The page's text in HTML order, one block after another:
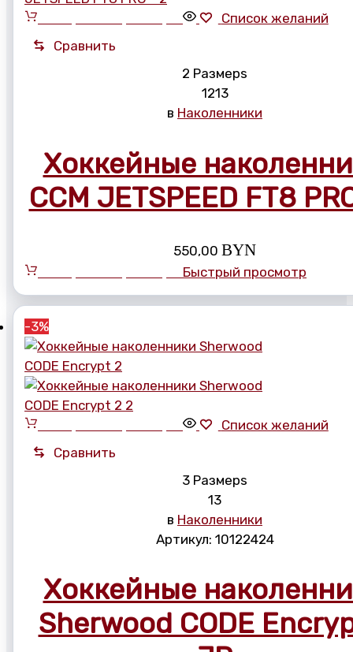
Список желаний
Сравнить
2 Размерs
1213
в Наколенники
Хоккейные
CCM JETSPEED FT8
550,00 BYN
Быстрый просмотр
-3%
Список желаний
Сравнить
3 Размерs
13
в Наколенники
Артикул: 10122424
Хоккейные
Sherwood CODE